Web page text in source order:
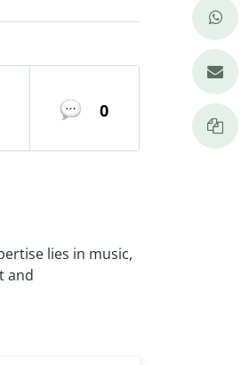
0
lies in music,
and